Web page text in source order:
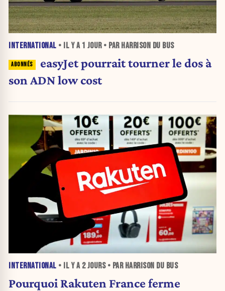
INTERNATIONAL • IL Y A 1 JOUR• PAR HARRISON DU BUS
easyJet pourrait tourner le dos à
son ADN low cost
INTERNATIONAL • IL Y A 2 JOURS• PAR HARRISON DU BUS
Pourquoi Rakuten France ferme